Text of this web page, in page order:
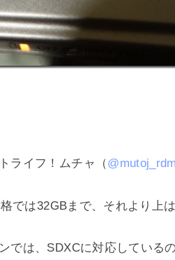
ライフ！ムチャ（
では32GBまで、それより上
では、SDXCに対応している